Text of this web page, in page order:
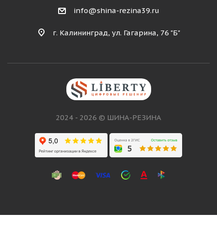
info@shina-rezina39.ru
г. Калининград, ул. Гагарина, 76 "Б"
2024 - 2026 © ШИНА-РЕЗИНА